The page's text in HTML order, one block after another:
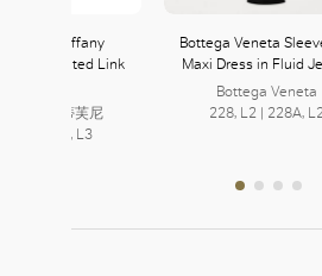
& Co. Tiffany
Graduated Link
& Co. 蒂芙尼
L3 | 323, L3
Bottega Veneta
Maxi Dress in Fluid
Bottega Veneta
228, L2 | 228A,